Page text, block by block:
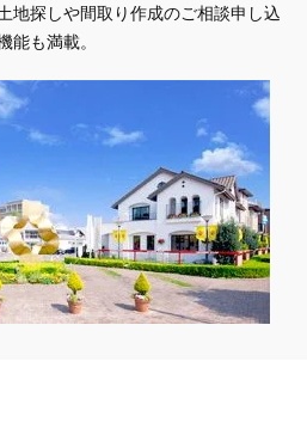
地探しや間取り作成のご相談申し込
能も満載。